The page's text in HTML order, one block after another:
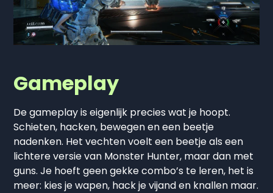
Gameplay
De gameplay is eigenlijk precies wat je hoopt.
Schieten, hacken, bewegen en een beetje
nadenken. Het vechten voelt een beetje als een
lichtere versie van Monster Hunter, maar dan met
guns. Je hoeft geen gekke combo’s te leren, het is
meer: kies je wapen, hack je vijand en knallen maar.